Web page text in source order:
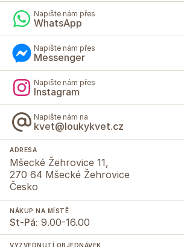
Napište nám přes
WhatsApp
Napište nám přes
Messenger
Napište nám přes
Instagram
Napište nám na
kvet@loukykvet.cz
ADRESA
Mšecké Žehrovice 11,
270 64 Mšecké Žehrovice
Česko
NÁKUP NA MÍSTĚ
St-Pá: 9.00-16.00
VYZVEDNUTÍ OBJEDNÁVEK